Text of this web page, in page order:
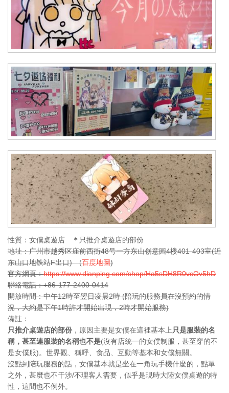
性質：女僕桌遊店 ＊ 只推介桌遊店的部份
地址：广州市越秀区庙前西街48号一方东山创意园4楼401-403室(近
东山口地铁站F出口) (百度地圖)
官方網頁：https://www.dianping.com/shop/Ha5sDH8R0vcOv5hD
聯絡電話：+86-177-2400-0414
開放時間：中午12時至翌日凌晨2時 (陪玩的服務員在沒預約的情
況，大約是下午1時許才開始出現，2時才開始服務)
備註：
只推介桌遊店的部份，原因主要是女僕在這裡基本上 只是服裝的名
稱，甚至連服裝的名稱也不是(沒有店統一的女僕制服，甚至穿的不
是女僕服)。世界觀、稱呼、食品、互動等基本和女僕無關。
沒點到陪玩服務的話，女僕基本就是坐在一角玩手機什麼的，點單
之外，甚麼也不干涉/不理客人需要，似乎是現時大陸女僕桌遊的特
性，這間也不例外。